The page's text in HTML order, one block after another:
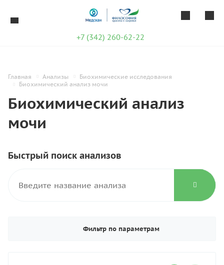
+7 (342) 260-62-22
Главная Анализы
Биохимические исследования
Биохимический анализ мочи
Биохимический анализ
мочи
Быстрый поиск анализов
Фильтр по параметрам